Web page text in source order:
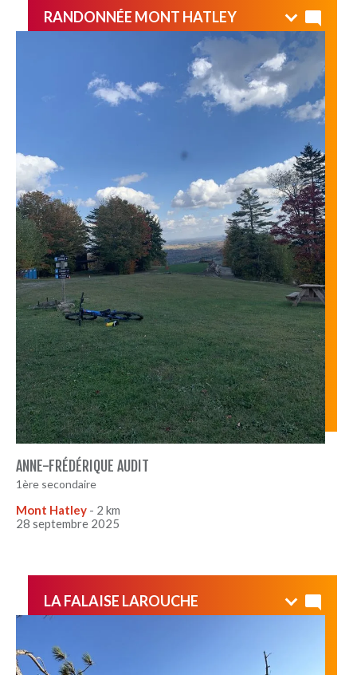
ANNE-FRÉDÉRIQUE AUDIT
1ère secondaire
Mont Hatley - 2 km
28 septembre 2025
RANDONNÉE MONT HATLEY
Sommet rapidement accessible avec vue sur la région.
LA FALAISE LAROUCHE
vue magnifique.